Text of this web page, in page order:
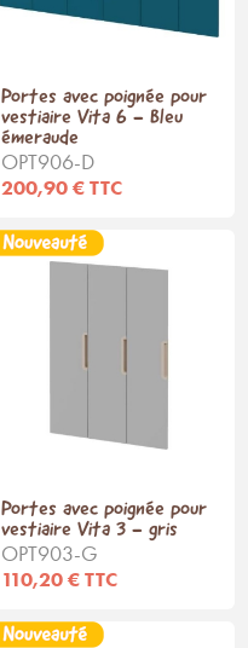
Portes avec poignée pour
vestiaire Vita 6 - Bleu
émeraude
OPT906-D
200,90 € TTC
Portes avec poignée pour
vestiaire Vita 3 - gris
OPT903-G
110,20 € TTC